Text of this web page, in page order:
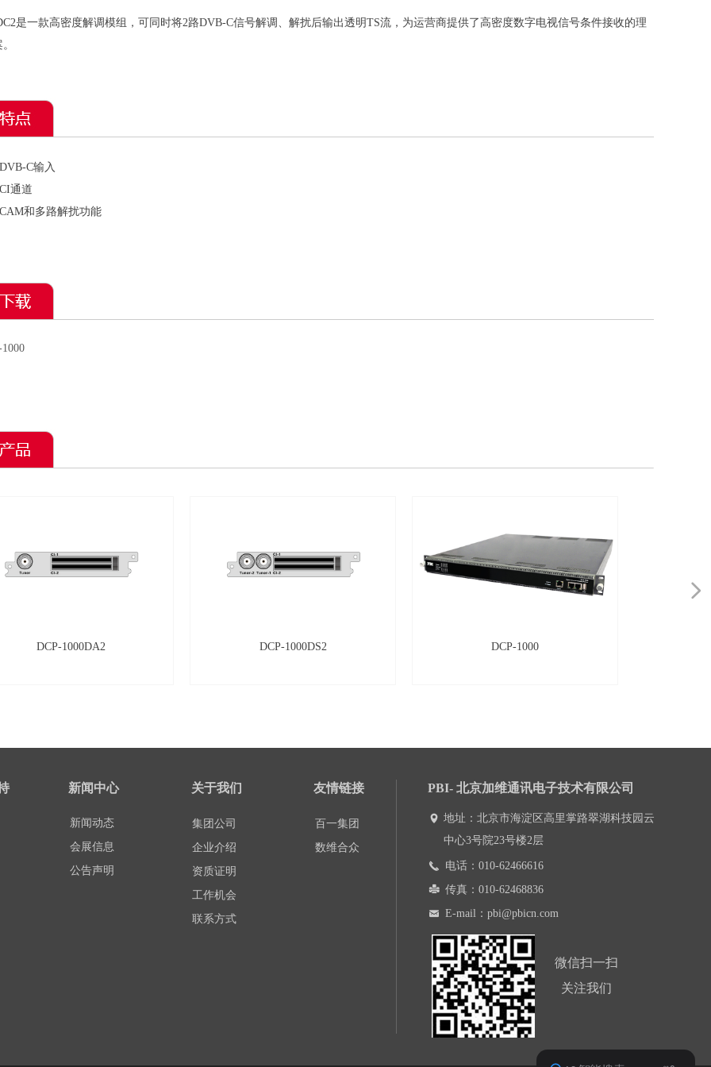
是一款高密度解调模组，可同时将2路DVB-C信号解调、解扰后输出透明TS流，为运营商提供了高密度数字电视信号条件接收的理
C输入
CI通道
CAM和多路解扰功能
DCP-1000DA2 DCP-1000DS2 DCP-1000
넲
新闻中心 关于我们 友情链接
新闻动态
会展信息
公告声明
集团公司
企业介绍
资质证明
工作机会
联系方式
PBI- 北京加维通讯电子技术有限公司
넹
끅 电话：010-62466616
넔 传真：010-62468836
낂 E-mail：pbi@pbicn.com
微信扫一扫
关注我们
百一集团
数维合众
地址：北京市海淀区高里掌路翠湖科技园云
中心3号院23号楼2层